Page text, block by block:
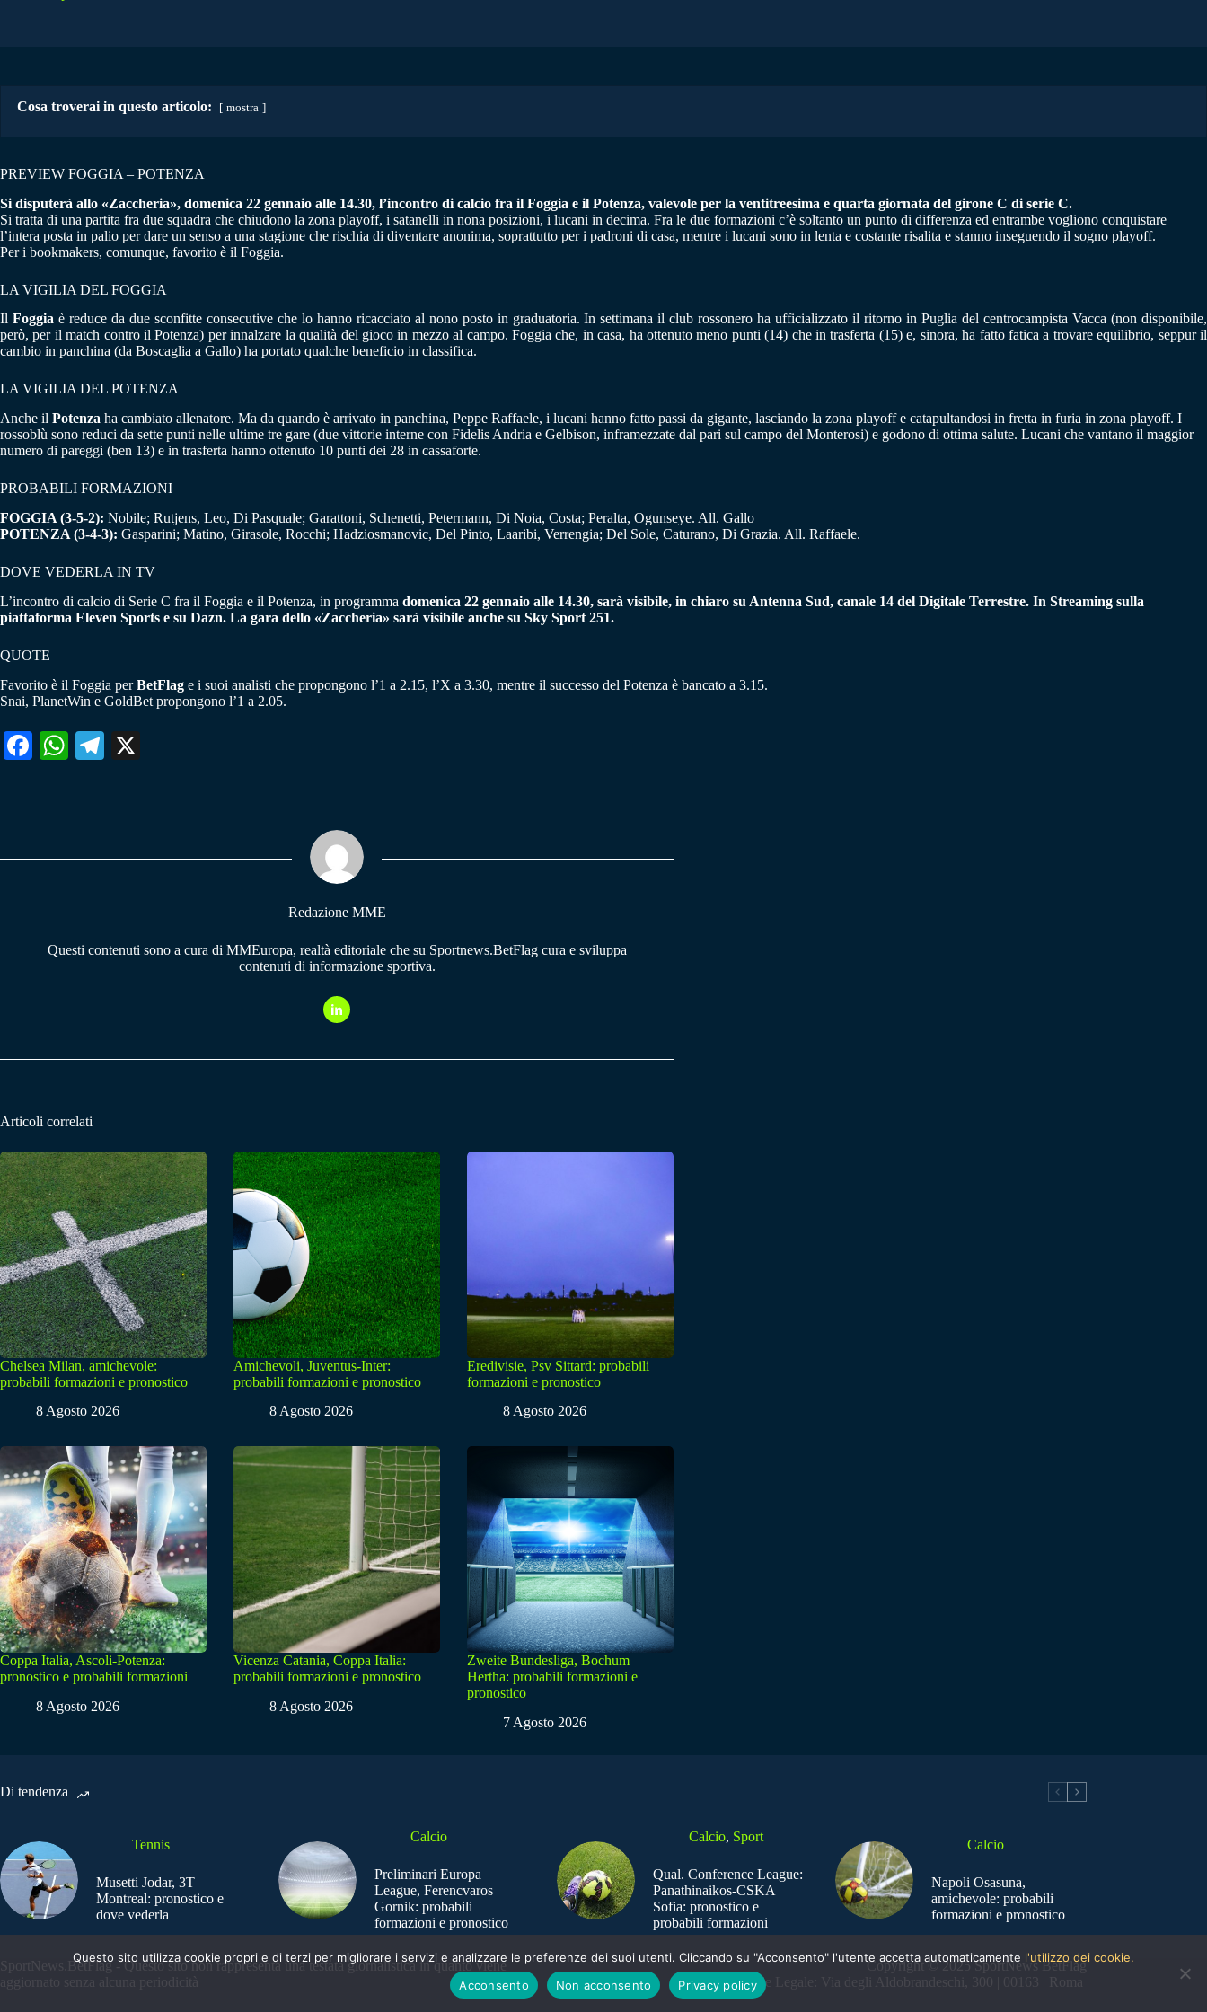
Cosa troverai in questo articolo: mostra
PREVIEW FOGGIA – POTENZA
Si disputerà allo «Zaccheria», domenica 22 gennaio alle 14.30, l’incontro di calcio fra il Foggia e il Potenza, valevole per la ventitreesima e quarta giornata del girone C di serie C.
Si tratta di una partita fra due squadra che chiudono la zona playoff, i satanelli in nona posizioni, i lucani in decima. Fra le due formazioni c’è soltanto un punto di differenza ed entrambe vogliono conquistare
l’intera posta in palio per dare un senso a una stagione che rischia di diventare anonima, soprattutto per i padroni di casa, mentre i lucani sono in lenta e costante risalita e stanno inseguendo il sogno playoff.
Per i bookmakers, comunque, favorito è il Foggia.
LA VIGILIA DEL FOGGIA
Il Foggiaè reduce da due sconfitte consecutive che lo hanno ricacciato al nono posto in graduatoria. In settimana il club rossonero ha ufficializzato il ritorno in Puglia del centrocampista Vacca (non disponibile,
però, per il match contro il Potenza) per innalzare la qualità del gioco in mezzo al campo. Foggia che, in casa, ha ottenuto meno punti (14) che in trasferta (15) e, sinora, ha fatto fatica a trovare equilibrio, seppur il
cambio in panchina (da Boscaglia a Gallo) ha portato qualche beneficio in classifica.
LA VIGILIA DEL POTENZA
Anche il Potenza ha cambiato allenatore. Ma da quando è arrivato in panchina, Peppe Raffaele, i lucani hanno fatto passi da gigante, lasciando la zona playoff e catapultandosi in fretta in furia in zona playoff. I
rossoblù sono reduci da sette punti nelle ultime tre gare (due vittorie interne con Fidelis Andria e Gelbison, inframezzate dal pari sul campo del Monterosi) e godono di ottima salute. Lucani che vantano il maggior
numero di pareggi (ben 13) e in trasferta hanno ottenuto 10 punti dei 28 in cassaforte.
PROBABILI FORMAZIONI
FOGGIA (3-5-2): Nobile; Rutjens, Leo, Di Pasquale; Garattoni, Schenetti, Petermann, Di Noia, Costa; Peralta, Ogunseye. All. Gallo
POTENZA (3-4-3): Gasparini; Matino, Girasole, Rocchi; Hadziosmanovic, Del Pinto, Laaribi, Verrengia; Del Sole, Caturano, Di Grazia. All. Raffaele.
DOVE VEDERLA IN TV
L’incontro di calcio di Serie C fra il Foggia e il Potenza, in programma domenica 22 gennaio alle 14.30, sarà visibile, in chiaro su Antenna Sud, canale 14 del Digitale Terrestre. In Streaming sulla
piattaforma Eleven Sports e su Dazn. La gara dello «Zaccheria» sarà visibile anche su Sky Sport 251.
QUOTE
Favorito è il Foggia perBetFlag e i suoi analisti che propongono l’1 a 2.15, l’X a 3.30, mentre il successo del Potenza è bancato a 3.15.
Snai, PlanetWin e GoldBet propongono l’1 a 2.05.
Fa W
pp
Te
m
Redazione MME
Questi contenuti sono a cura di MMEuropa, realtà editoriale che su Sportnews.BetFlag cura e sviluppa
contenuti di informazione sportiva.
Articoli correlati
Chelsea Milan, amichevole:
probabili formazioni e pronostico
8 Agosto 2026
Amichevoli, Juventus-Inter:
probabili formazioni e pronostico
8 Agosto 2026
Eredivisie, Psv Sittard: probabili
formazioni e pronostico
8 Agosto 2026
Coppa Italia, Ascoli-Potenza:
pronostico e probabili formazioni
8 Agosto 2026
Vicenza Catania, Coppa Italia:
probabili formazioni e pronostico
8 Agosto 2026
Zweite Bundesliga, Bochum
Hertha: probabili formazioni e
pronostico
7 Agosto 2026
Di tendenza
Tennis
Musetti Jodar, 3T
Montreal: pronostico e
dove vederla
Calcio
Preliminari Europa
League, Ferencvaros
Gornik: probabili
formazioni e pronostico
Calcio, Sport
Qual. Conference League:
Panathinaikos-CSKA
Sofia: pronostico e
probabili formazioni
Calcio
Napoli Osasuna,
amichevole: probabili
formazioni e pronostico
SportNews.BetFlag - Questo sito non rappresenta una testata giornalistica in quanto viene
aggiornato senza alcuna periodicità
Copyright © 2025 SportNews BetFlag
Sede Legale: Via degli Aldobrandeschi, 300 | 00163 | Roma
Questo sito utilizza cookie propri e di terzi per migliorare i servizi e analizzare le preferenze dei suoi utenti. Cliccando su "Acconsento" l'utente accetta automaticamente l'utilizzo dei cookie.
Acconsento
Non acconsento Privacy policy